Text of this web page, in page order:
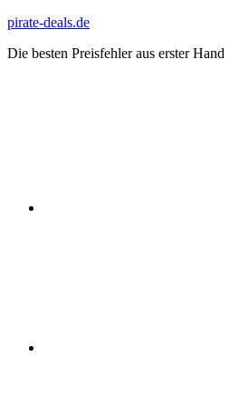
Zum
springen
pirate-deals.de
Die besten Preisfehler aus erster Hand